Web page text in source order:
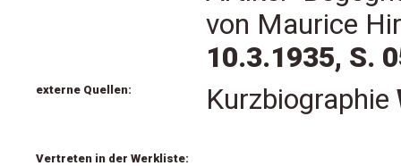
von Maurice
10.3.1935, S.
externe Quellen: Kurzbiographie
Vertreten in der Werkliste: